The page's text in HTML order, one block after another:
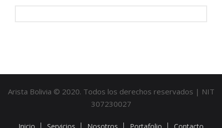
Arista Bolivia © 2020. Todos los derechos reservados | NIT
307230027